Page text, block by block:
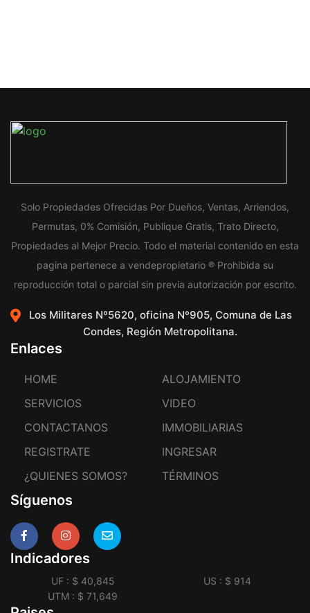
Solo Propiedades Ofrecidas Por Dueños, Ventas, Arriendos,
Permutas, 0% Comisión, Publique Gratis, Trato Directo,
Propiedades al Mejor Precio. Todo el material contenido en esta
pagina pertenece a vendepropietario ® Prohibida su
reproducción total o parcial sin previa autorización por escrito.
Los Militares Nº5620, oficina Nº905, Comuna de Las
Condes, Región Metropolitana.
Enlaces
HOME
ALOJAMIENTO
SERVICIOS
VIDEO
CONTACTANOS
IMMOBILIARIAS
REGISTRATE
INGRESAR
¿QUIENES SOMOS?
TÉRMINOS
Síguenos
Indicadores
UF : $ 40,845
US : $ 914
UTM : $ 71,649